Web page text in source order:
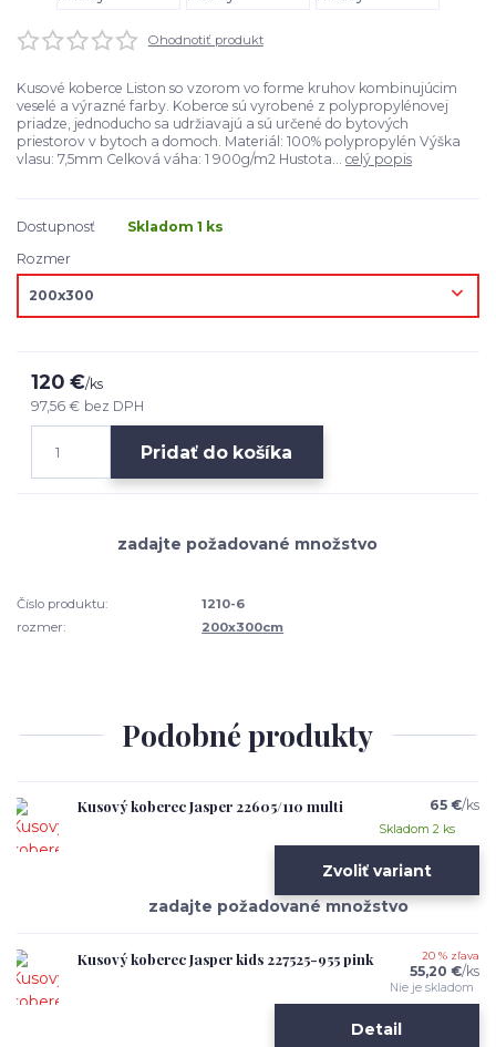
Ohodnotiť produkt
Kusové koberce Liston so vzorom vo forme kruhov kombinujúcim
veselé a výrazné farby. Koberce sú vyrobené z polypropylénovej
priadze, jednoducho sa udržiavajú a sú určené do bytových
priestorov v bytoch a domoch. Materiál: 100% polypropylén Výška
vlasu: 7,5mm Celková váha: 1 900g/m2 Hustota... celý popis
Dostupnosť
Skladom 1 ks
Rozmer
120 €/ks
97,56 € bez DPH
Pridať do košíka
Číslo produktu:
1210-6
rozmer:
200x300cm
Podobné produkty
Kusový koberec Jasper 22605/110 multi 65 €/ks
Skladom 2 ks
Zvoliť variant
Kusový koberec Jasper kids 227525-955 pink 20 % zľava
55,20 €/ks
Nie je skladom
Detail